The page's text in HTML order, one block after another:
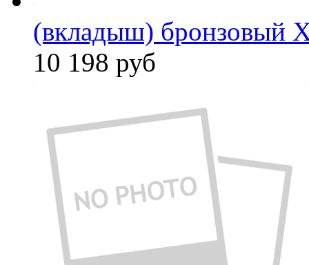
(вкладыш) бронзовый
10 198 руб